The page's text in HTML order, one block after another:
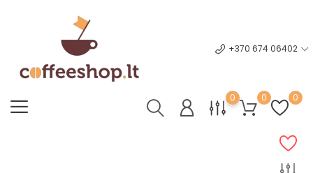
+370 674 06402
0 0 0